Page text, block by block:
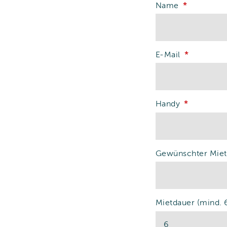
Name
E-Mail
Handy
Gewünschter
Mietdauer (mind.